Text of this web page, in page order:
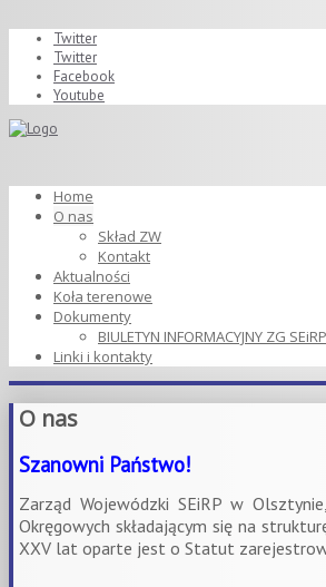
Twitter
Twitter
Facebook
Youtube
Home
O nas
Skład ZW
Kontakt
Aktualności
Koła terenowe
Dokumenty
BIULETYN INFORMACYJNY ZG SEiRP
Linki i kontakty
O nas
Szanowni Państwo!
Zarząd Wojewódzki SEiRP w
Okręgowych składającym się na
XXV lat oparte jest o Statut